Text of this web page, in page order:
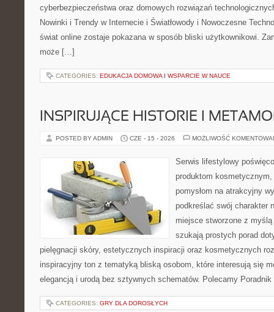
cyberbezpieczeństwa oraz domowych rozwiązań
Nowinki i Trendy w Internecie i Światłowody i Nowoczesne
świat online zostaje pokazana w sposób bliski użytkownikowi.
może […]
CATEGORIES: EDUKACJA DOMOWA I WSPARCIE W NAUCE
INSPIRUJĄCE HISTORIE I
POSTED BY ADMIN CZE - 15 - 2026 MOŻLIWOŚĆ
Serwis lifestylowy
produktom
pomysłom na atrakcyjny
podkreślać swój charakter
miejsce stworzone z
szukają prostych porad
pielęgnacji skóry, estetycznych inspiracji oraz kosmetycznych
inspiracyjny ton z tematyką bliską osobom, które interesują się
elegancją i urodą bez sztywnych schematów. Polecamy
CATEGORIES: GRY DLA DOROSŁYCH